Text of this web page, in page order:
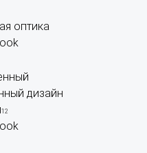
оптика
дизайн
12